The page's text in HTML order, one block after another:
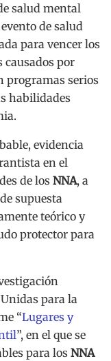
salud mental
de salud
para vencer los
causados por
programas serios
habilidades
evidencia
en el
de losNNA, a
supuesta
teórico y
protector para
para la
“Lugares y
”, en el que se
para los NNA